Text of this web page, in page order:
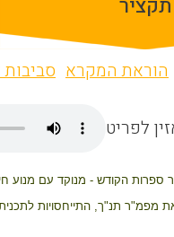
תקציר
הוראת המקרא
לפריט
ספרות הקודש - מנוקד עם מנוע
מפמ"ר תנ"ך, התייחסויות